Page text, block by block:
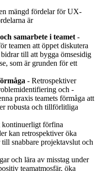
mängd fördelar för UX-
är
samarbete i teamet-
teamen att öppet diskutera
till att bygga ömsesidig
som är grunden för ett
- Retrospektiver
och -
praxis teamets förmåga att
robusta och tillförlitliga
förfina
kan retrospektiver öka
snabbare projektavslut och
och lära av misstag under
teamatmosfär, öka